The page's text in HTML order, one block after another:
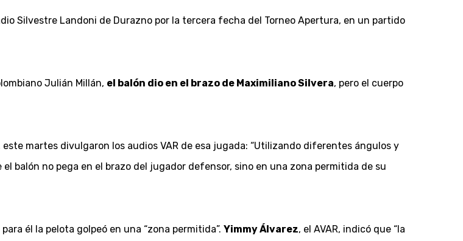
Silvestre Landoni de Durazno por la tercera fecha del Torneo Apertura, en un partido
Julián Millán, el balón dio en el brazo de Maximiliano Silvera, pero el cuerpo
martes divulgaron los audios VAR de esa jugada: “Utilizando diferentes ángulos y
balón no pega en el brazo del jugador defensor, sino en una zona permitida de su
él la pelota golpeó en una “zona permitida”. Yimmy Álvarez, el AVAR, indicó que “la